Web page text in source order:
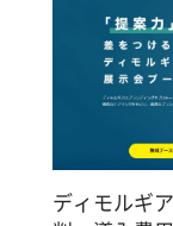
ディモルギ